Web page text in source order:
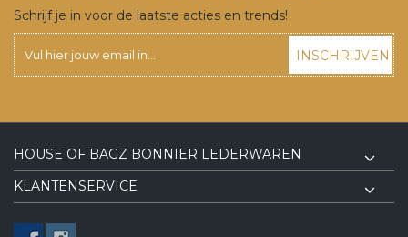
Schrijf je in voor de laatste acties en trends!
INSCHRIJVEN
HOUSE OF BAGZ BONNIER LEDERWAREN
KLANTENSERVICE